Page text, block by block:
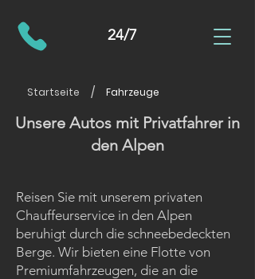
24/7
Startseite / Fahrzeuge
Unsere Autos mit Privatfahrer in
den Alpen
Reisen Sie mit unserem privaten
Chauffeurservice in den Alpen
beruhigt durch die schneebedeckten
Berge. Wir bieten eine Flotte von
Premiumfahrzeugen, die an die